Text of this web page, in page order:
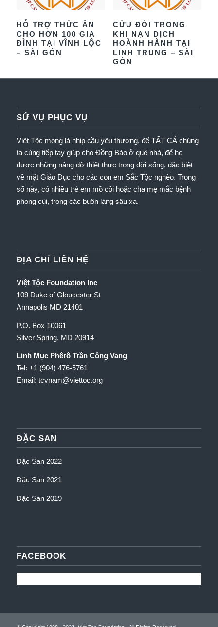
HỖ TRỢ THỨC ĂN
CHO HƠN 100 GIA
ĐÌNH TẠI VĨNH LỘC
– SÀI GÒN
CỨU ĐÓI TRONG
KHI NẠN DỊCH
HOÀNH HÀNH TẠI
LINH TRUNG – SÀI
GÒN
SỨ VỤ PHỤC VỤ
Việt Tộc mong là nhịp cầu yêu thương, để TẤT CẢ chúng
ta cùng tiếp tay giúp cho Đồng Bào ở quê nhà, để họ
được những nâng đỡ thiết thực trong đời sống, đặc biệt
về mặt Giáo Dục cho các con em Sắc Tộc nghèo. Trong
số này, có nhiều trẻ em mồ côi hoặc cha mẹ mắc bệnh
phong cùi, trong các buôn làng sâu xa.
ĐỊA CHỈ LIÊN HỆ
Việt Tộc Foundation Inc
109 Duke of Gloucester St
Annapolis MD 21401
P.O. Box 10061
Silver Spring, MD 20914
Linh Mục Phêrô Trần Công Vang
Tel: +1 (904) 476-5761
Email: tcvnam@viettoc.org
ĐẶC SAN
Đặc San 2022
Đặc San 2021
Đặc San 2019
FACEBOOK